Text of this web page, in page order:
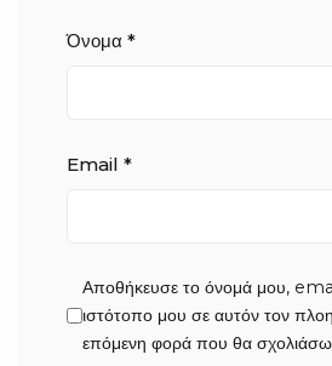
Όνομα *
Email *
Αποθήκευσε το όνομά μου,
ιστότοπο μου σε αυτόν τον
επόμενη φορά που θα